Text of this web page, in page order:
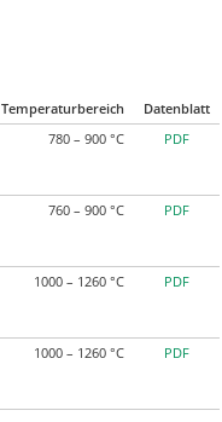
Temperaturbereich
Datenblatt
780 – 900 °C PDF
760 – 900 °C PDF
1000 – 1260 °C PDF
1000 – 1260 °C PDF